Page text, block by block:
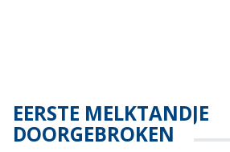
EERSTE MELKTANDJE
DOORGEBROKEN